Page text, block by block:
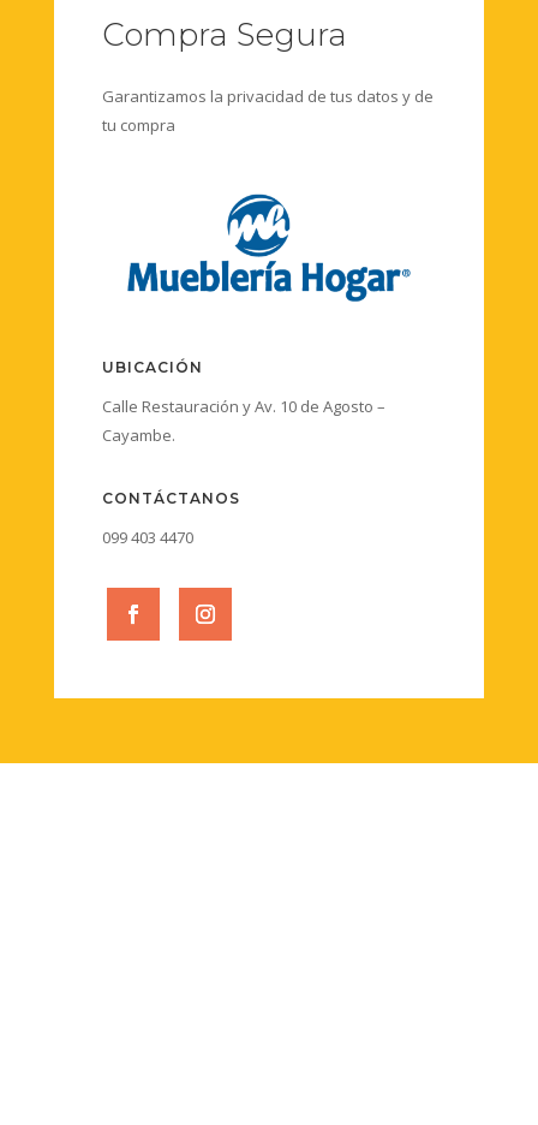
Compra Segura
Garantizamos la privacidad de tus datos y de
tu compra
UBICACIÓN
Calle Restauración y Av. 10 de Agosto –
Cayambe.
CONTÁCTANOS
099 403 4470